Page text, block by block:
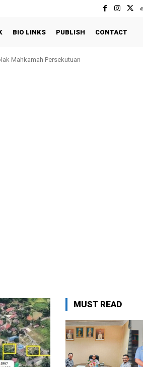
BIO LINKS PUBLISH CONTACT
Mahkamah Persekutuan
MUST READ